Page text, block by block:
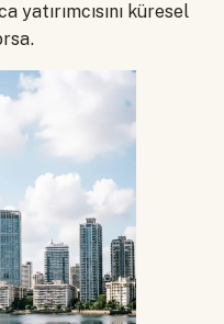
yatırımcısını küresel